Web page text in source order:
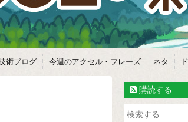
術ブログ 今週のアクセル・フレーズ ネタ
購読する